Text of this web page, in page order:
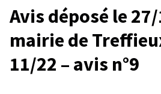
Avis déposé le
mairie de
11/22 – avis n°9